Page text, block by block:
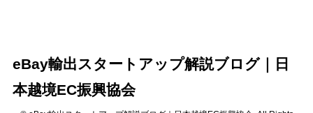
eBay輸出スタートアップ解説ブログ｜日
本越境EC振興協会